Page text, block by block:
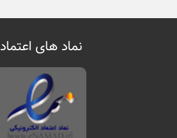
نماد های اعتماد